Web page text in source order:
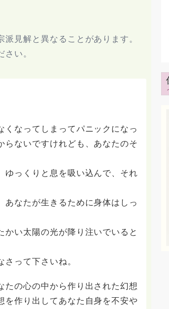
見解と異なることがあります。
い。
くなってしまってパニックになっ
らないですけれども、あなたのそ
ゆっくりと息を吸い込んで、それ
あなたが生きるために身体はしっ
い太陽の光が降り注いでいると
って下さいね。
たの心の中から作り出された幻想
を作り出してあなた自身を不安や